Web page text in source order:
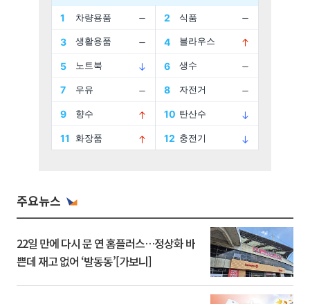
주요뉴스
22일 만에 다시 문 연 홈플러스…정상화 바
쁜데 재고 없어 ‘발동동’[가보니]